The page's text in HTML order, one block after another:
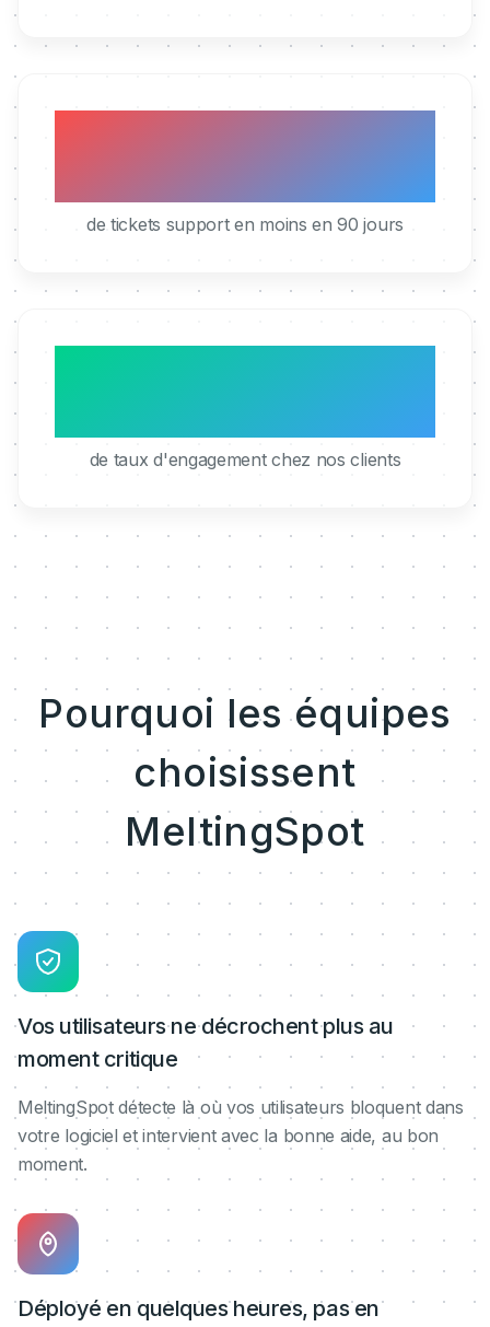
40%
de tickets support en moins en 90 jours
de taux d'engagement chez nos clients
Pourquoi les équipes
choisissent
MeltingSpot
Vos utilisateurs ne décrochent plus au
moment critique
MeltingSpot détecte là où vos utilisateurs bloquent dans
votre logiciel et intervient avec la bonne aide, au bon
moment.
Déployé en quelques heures, pas en